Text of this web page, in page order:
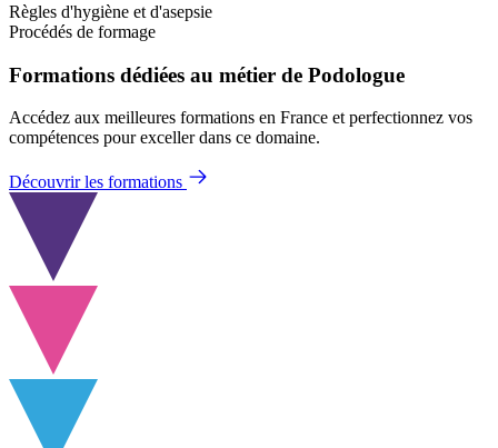
Règles d'hygiène et d'asepsie
Procédés de formage
Formations dédiées au métier de Podologue
Accédez aux meilleures formations en France et perfectionnez vos
compétences pour exceller dans ce domaine.
Découvrir les formations